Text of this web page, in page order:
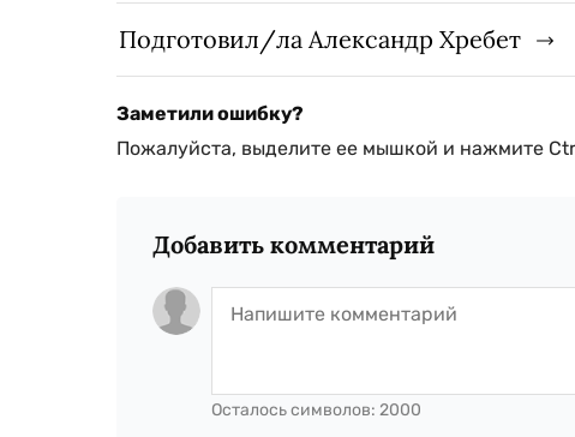
Подготовил/ла Александр Хребет
Заметили ошибку?
Пожалуйста, выделите ее мышкой и нажмите
Добавить комментарий
Осталось символов: 2000